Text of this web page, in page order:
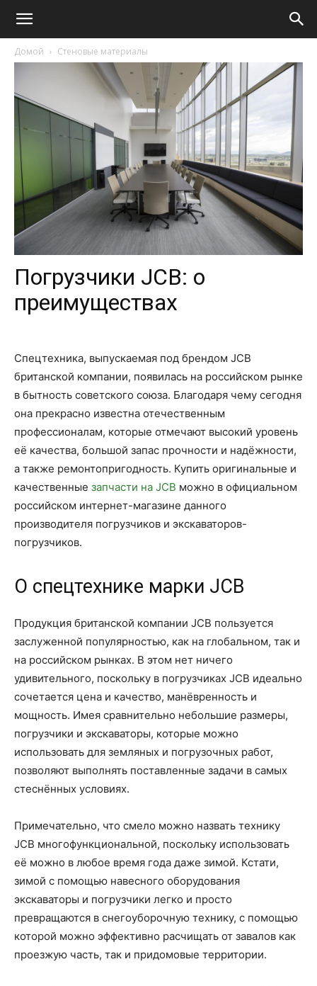
Домой Стеновые материалы
Погрузчики JCB: о
преимуществах
Спецтехника, выпускаемая под брендом JCB
британской компании, появилась на российском рынке
в бытность советского союза. Благодаря чему сегодня
она прекрасно известна отечественным
профессионалам, которые отмечают высокий уровень
её качества, большой запас прочности и надёжности,
а также ремонтопригодность. Купить оригинальные и
качественные запчасти на JCB можно в официальном
российском интернет-магазине данного
производителя погрузчиков и экскаваторов-
погрузчиков.
О спецтехнике марки JCB
Продукция британской компании JCB пользуется
заслуженной популярностью, как на глобальном, так и
на российском рынках. В этом нет ничего
удивительного, поскольку в погрузчиках JCB идеально
сочетается цена и качество, манёвренность и
мощность. Имея сравнительно небольшие размеры,
погрузчики и экскаваторы, которые можно
использовать для земляных и погрузочных работ,
позволяют выполнять поставленные задачи в самых
стеснённых условиях.
Примечательно, что смело можно назвать технику
JCB многофункциональной, поскольку использовать
её можно в любое время года даже зимой. Кстати,
зимой с помощью навесного оборудования
экскаваторы и погрузчики легко и просто
превращаются в снегоуборочную технику, с помощью
которой можно эффективно расчищать от завалов как
проезжую часть, так и придомовые территории.